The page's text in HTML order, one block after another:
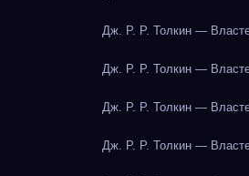
Дж. Р. Р. Толкин —
Дж. Р. Р. Толкин —
Дж. Р. Р. Толкин —
Дж. Р. Р. Толкин —